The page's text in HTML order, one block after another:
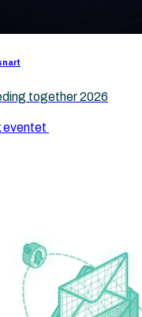
together 2026
eventet